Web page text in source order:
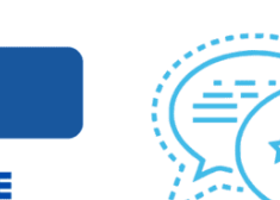
d’une
de
les
un toit
à